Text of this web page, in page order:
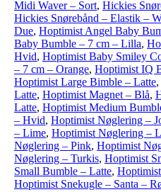
Midi Waver – Sort, Hickies
Hickies Snørebånd – Elastik –
Due, Hoptimist Angel Baby
Baby Bumble – 7 cm – Lilla,
Hvid, Hoptimist Baby Smiley
– 7 cm – Orange, Hoptimist IQ
Hoptimist Large Bimble – Latte,
Latte, Hoptimist Magnet – Blå,
Latte, Hoptimist Medium
– Hvid, Hoptimist Nøglering –
– Lime, Hoptimist Nøglering –
Nøglering – Pink, Hoptimist
Nøglering – Turkis, Hoptimist
Small Bumble – Latte,
Hoptimist Snekugle – Santa –